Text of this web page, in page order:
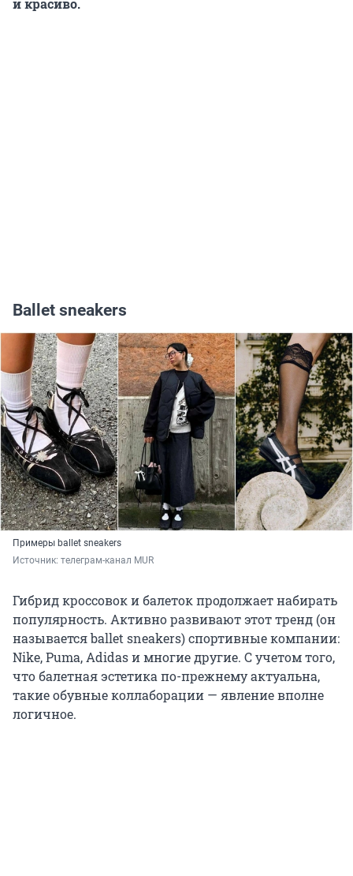
и красиво.
Ballet sneakers
Примеры ballet sneakers
Источник: телеграм-канал MUR
Гибрид кроссовок и балеток продолжает набирать
популярность. Активно развивают этот тренд (он
называется ballet sneakers) спортивные компании:
Nike, Puma, Adidas и многие другие. С учетом того,
что балетная эстетика по-прежнему актуальна,
такие обувные коллаборации — явление вполне
логичное.